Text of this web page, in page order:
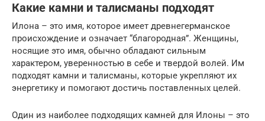
Какие камни и талисманы подходят
Илона – это имя, которое имеет древнегерманское
происхождение и означает “благородная”. Женщины,
носящие это имя, обычно обладают сильным
характером, уверенностью в себе и твердой волей. Им
подходят камни и талисманы, которые укрепляют их
энергетику и помогают достичь поставленных целей.
Один из наиболее подходящих камней для Илоны – это